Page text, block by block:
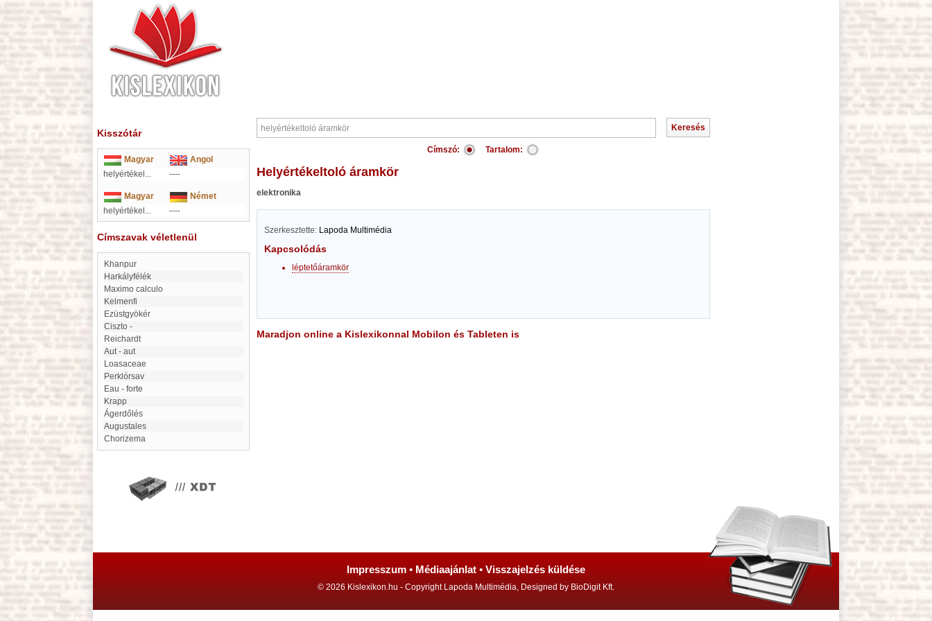
Kisszótár
Magyar
Angol
helyértékel...
----
Magyar
Német
helyértékel...
----
Címszavak véletlenül
Khanpur
Harkályfélék
maximo calculo
Kelmenfi
Ezüstgyökér
ciszto -
Reichardt
Aut - aut
Loasaceae
Perklórsav
eau - forte
Krapp
Ágerdőlés
Augustales
Chorizema
Címszó: Tartalom:
helyértékeltoló áramkör
elektronika
Szerkesztette: Lapoda Multimédia
Kapcsolódás
léptetőáramkör
Maradjon online a Kislexikonnal Mobilon és Tableten is
Impresszum • Médiaajánlat • Visszajelzés küldése
© 2026 Kislexikon.hu - Copyright Lapoda Multimédia, Designed by BioDigit Kft.